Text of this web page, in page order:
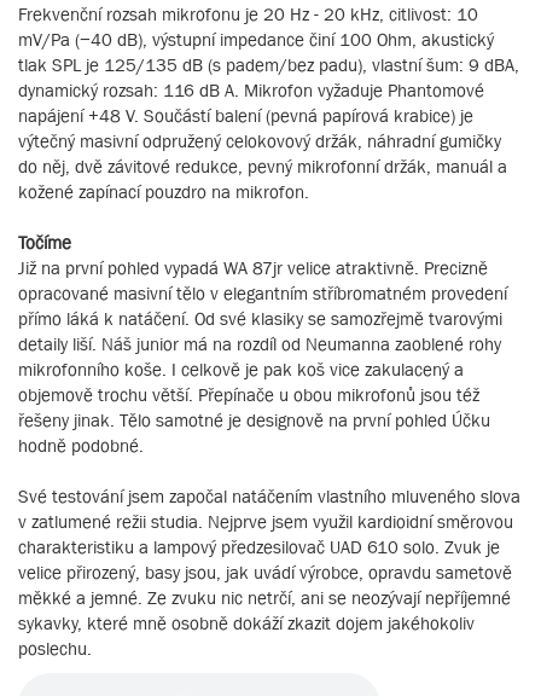
Frekvenční rozsah mikrofonu je 20 Hz - 20 kHz, citlivost: 10
mV/Pa (−40 dB), výstupní impedance činí 100 Ohm, akustický
tlak SPL je 125/135 dB (s padem/bez padu), vlastní šum: 9 dBA,
dynamický rozsah: 116 dB A. Mikrofon vyžaduje Phantomové
napájení +48 V. Součástí balení (pevná papírová krabice) je
výtečný masivní odpružený celokovový držák, náhradní gumičky
do něj, dvě závitové redukce, pevný mikrofonní držák, manuál a
kožené zapínací pouzdro na mikrofon.
Točíme
Již na první pohled vypadá WA 87jr velice atraktivně. Precizně
opracované masivní tělo v elegantním stříbromatném provedení
přímo láká k natáčení. Od své klasiky se samozřejmě tvarovými
detaily liší. Náš junior má na rozdíl od Neumanna zaoblené rohy
mikrofonního koše. I celkově je pak koš vice zakulacený a
objemově trochu větší. Přepínače u obou mikrofonů jsou též
řešeny jinak. Tělo samotné je designově na první pohled Účku
hodně podobné.
Své testování jsem započal natáčením vlastního mluveného slova
v zatlumené režii studia. Nejprve jsem využil kardioidní směrovou
charakteristiku a lampový předzesilovač UAD 610 solo. Zvuk je
velice přirozený, basy jsou, jak uvádí výrobce, opravdu sametově
měkké a jemné. Ze zvuku nic netrčí, ani se neozývají nepříjemné
sykavky, které mně osobně dokáží zkazit dojem jakéhokoliv
poslechu.